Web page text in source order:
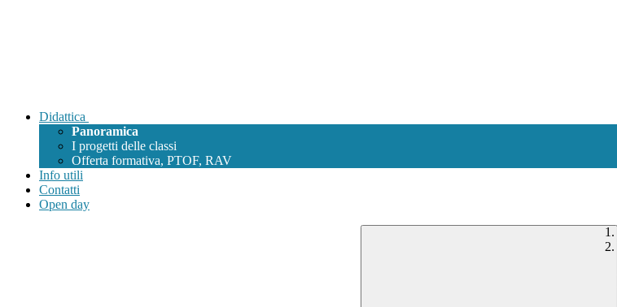
Didattica
Panoramica
I progetti delle classi
Offerta formativa, PTOF, RAV
Info utili
Contatti
Open day